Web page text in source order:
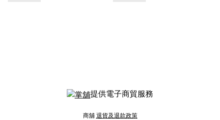
提供電子商貿服務
商舖 退貨及退款政策